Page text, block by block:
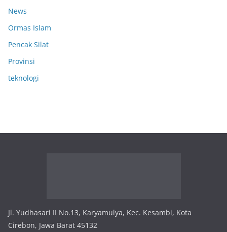
News
Ormas Islam
Pencak Silat
Provinsi
teknologi
Jl. Yudhasari II No.13, Karyamulya, Kec. Kesambi, Kota
Cirebon, Jawa Barat 45132